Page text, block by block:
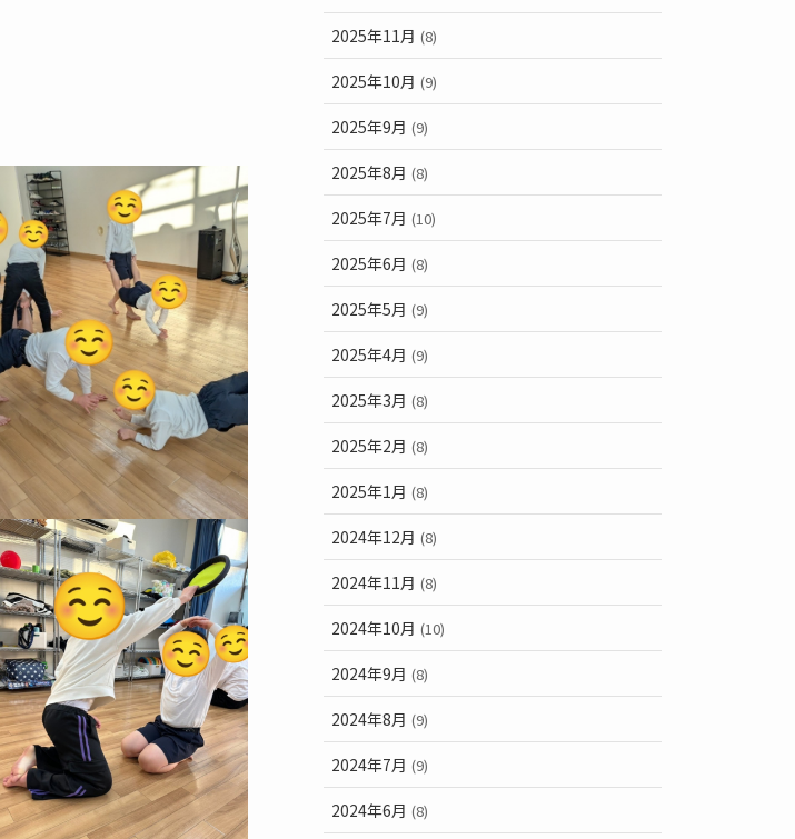
2025年11月 (8)
2025年10月 (9)
2025年9月 (9)
2025年8月 (8)
2025年7月 (10)
2025年6月 (8)
2025年5月 (9)
2025年4月 (9)
2025年3月 (8)
2025年2月 (8)
2025年1月 (8)
2024年12月 (8)
2024年11月 (8)
2024年10月 (10)
2024年9月 (8)
2024年8月 (9)
2024年7月 (9)
2024年6月 (8)